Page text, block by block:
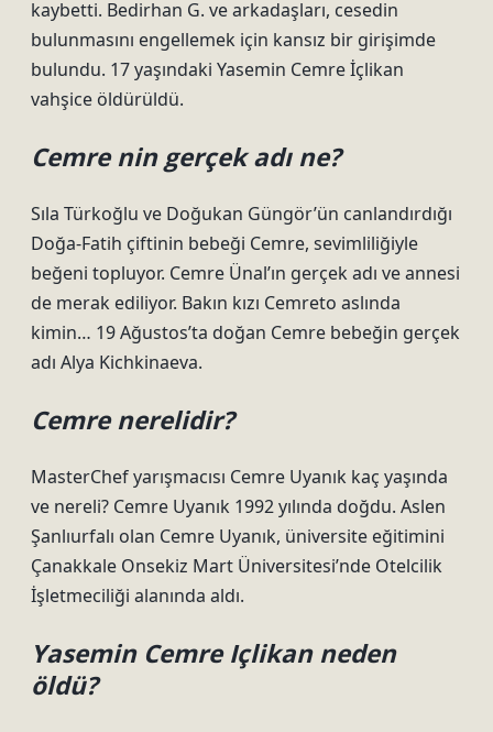
kaybetti. Bedirhan G. ve arkadaşları, cesedin
bulunmasını engellemek için kansız bir girişimde
bulundu. 17 yaşındaki Yasemin Cemre İçlikan
vahşice öldürüldü.
Cemre nin gerçek adı ne?
Sıla Türkoğlu ve Doğukan Güngör’ün canlandırdığı
Doğa-Fatih çiftinin bebeği Cemre, sevimliliğiyle
beğeni topluyor. Cemre Ünal’ın gerçek adı ve annesi
de merak ediliyor. Bakın kızı Cemreto aslında
kimin… 19 Ağustos’ta doğan Cemre bebeğin gerçek
adı Alya Kichkinaeva.
Cemre nerelidir?
MasterChef yarışmacısı Cemre Uyanık kaç yaşında
ve nereli? Cemre Uyanık 1992 yılında doğdu. Aslen
Şanlıurfalı olan Cemre Uyanık, üniversite eğitimini
Çanakkale Onsekiz Mart Üniversitesi’nde Otelcilik
İşletmeciliği alanında aldı.
Yasemin Cemre Içlikan neden
öldü?